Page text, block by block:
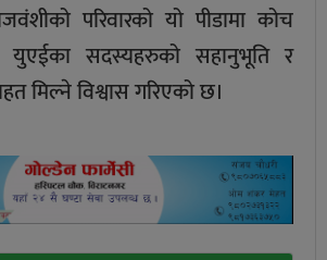
परिवारको यो पीडामा कोच
युएईका सदस्यहरुको सहानुभूति र
मिल्ने विश्वास गरिएको छ।